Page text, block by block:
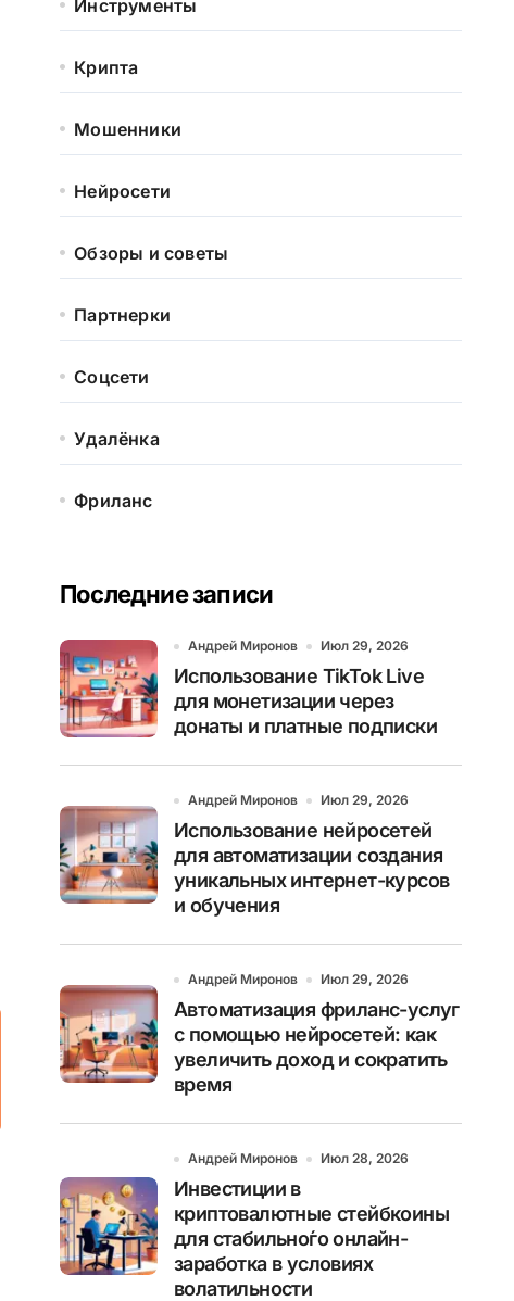
Инструменты
Крипта
Мошенники
Нейросети
Обзоры и советы
Партнерки
Соцсети
Удалёнка
Фриланс
Последние записи
Андрей Миронов Июл 29, 2026
Использование TikTok Live
для монетизации через
донаты и платные подписки
Андрей Миронов Июл 29, 2026
Использование нейросетей
для автоматизации создания
уникальных интернет-курсов
и обучения
Андрей Миронов Июл 29, 2026
Автоматизация фриланс-услуг
с помощью нейросетей: как
увеличить доход и сократить
время
Андрей Миронов Июл 28, 2026
Инвестиции в
криптовалютные стейбкоины
для стабильно́го онлайн-
заработка в условиях
волатильности